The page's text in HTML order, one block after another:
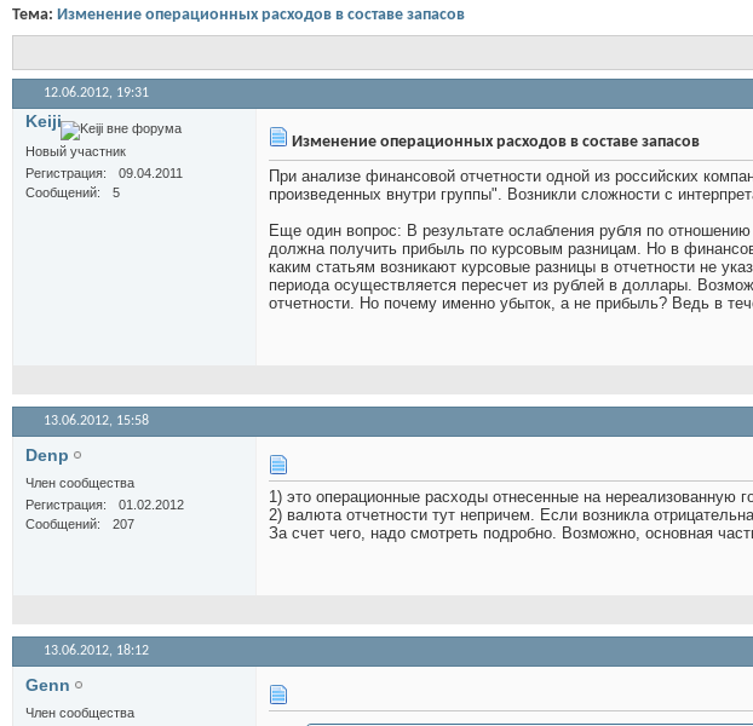
Тема: Изменение операционных расходов в составе запасов
12.06.2012, 19:31
Keiji
Новый участник
Регистрация
09.04.2011
Сообщений
5
Изменение операционных расходов в составе запасов
При анализе финансовой отчетности одной из российских
произведенных внутри группы". Возникли сложности с
Еще один вопрос: В результате ослабления рубля по
должна получить прибыль по курсовым разницам. Но в
каким статьям возникают курсовые разницы в отчетности не
периода осуществляется пересчет из рублей в доллары.
отчетности. Но почему именно убыток, а не прибыль? Ведь в
13.06.2012, 15:58
Denp
Член сообщества
Регистрация
01.02.2012
Сообщений
207
1) это операционные расходы отнесенные на нереализованную
2) валюта отчетности тут непричем. Если возникла
За счет чего, надо смотреть подробно. Возможно, основная
13.06.2012, 18:12
Genn
Член сообщества